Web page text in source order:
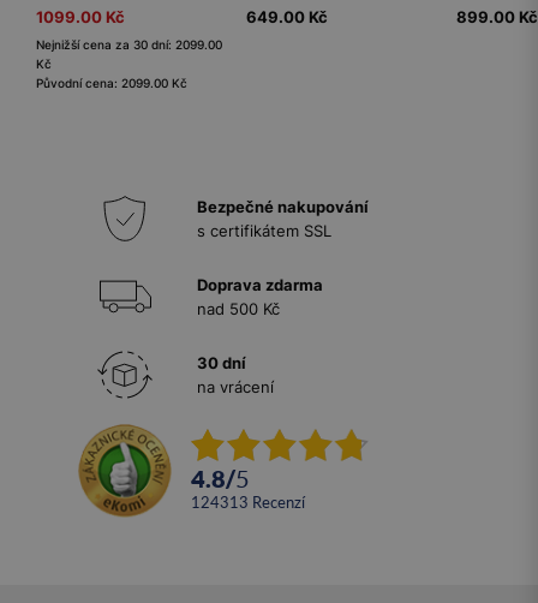
1099.00 Kč
Nejnižší cena za 30 dní: 2099.00
Kč
Původní cena: 2099.00 Kč
649.00 Kč
899.00 Kč
Bezpečné nakupování
s certifikátem SSL
Doprava zdarma
nad 500 Kč
30 dní
na vrácení
4.8/5
124313 recenzí